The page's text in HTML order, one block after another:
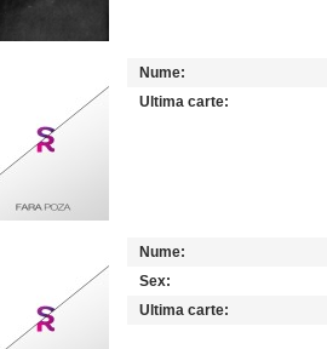
Nume:
Ultima carte:
Nume:
Sex:
Ultima carte: